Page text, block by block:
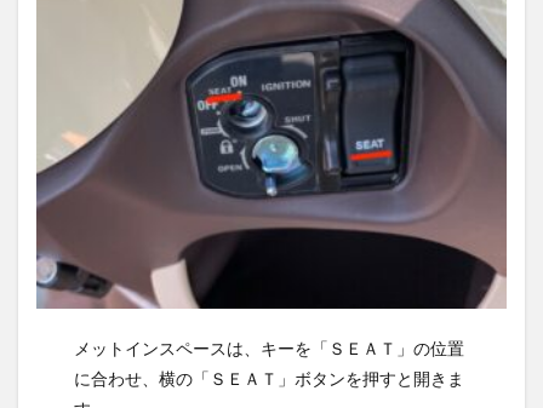
メットインスペースは、キーを「ＳＥＡＴ」の位置
に合わせ、横の「ＳＥＡＴ」ボタンを押すと開きま